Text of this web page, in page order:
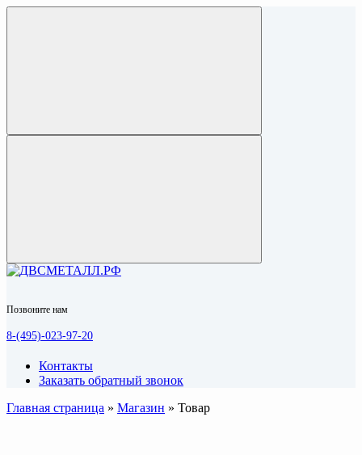
Позвоните нам
8-(495)-023-97-20
Контакты
Заказать обратный звонок
Главная страница » Магазин » Товар